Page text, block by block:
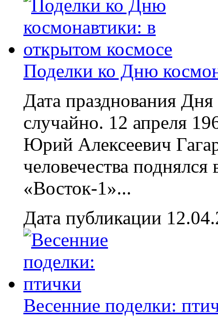
Поделки ко Дню
Дата празднования
случайно. 12 апреля
Юрий Алексеевич
человечества
«Восток-1»...
Дата публикации
Весенние поделки: